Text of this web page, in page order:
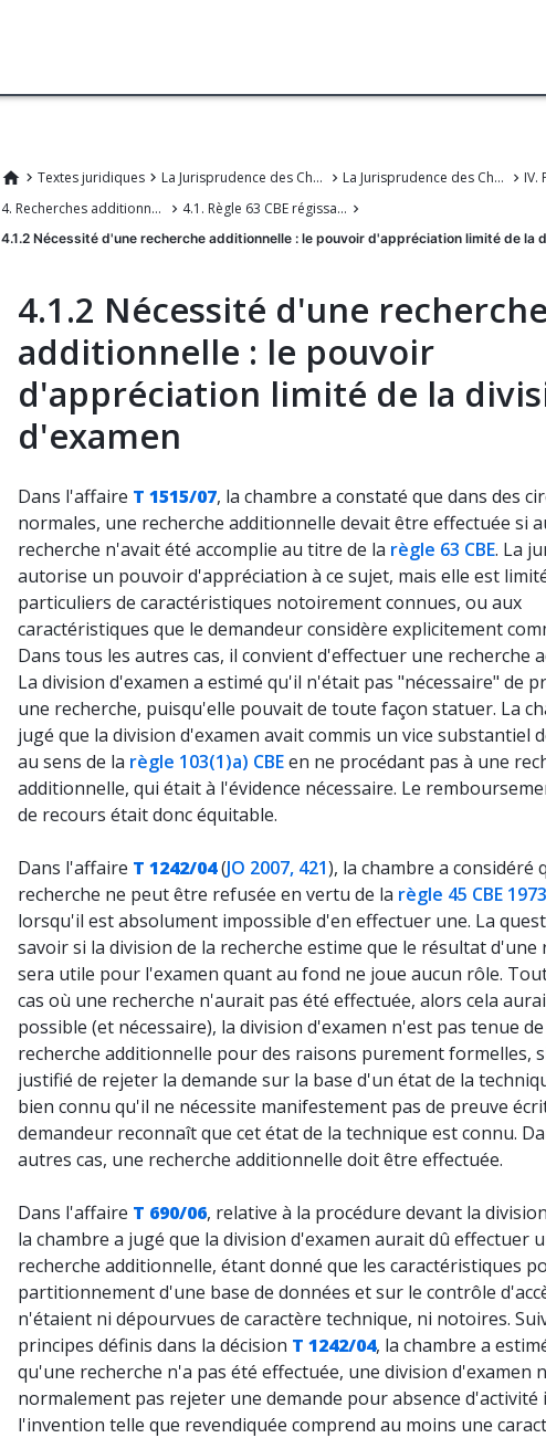
Textes juridiques La Jurisprudence des Chambers de recours de l'OEB La Jurisprudence des Chambres de recours de l'Office européen des brevets
4. Recherches additionnelles au cours de l'examen
4.1. Règle 63 CBE régissant la recherche incomplète
4.1.2 Nécessité d'une recherche additionnelle : le pouvoir d'appréciation limité de la
4.1.2 Nécessité d'une recherche
additionnelle : le pouvoir
d'appréciation limité de la
d'examen
Dans l'affaire T 1515/07, la chambre a constaté que dans des
normales, une recherche additionnelle devait être effectuée si
recherche n'avait été accomplie au titre de la règle 63 CBE. La
autorise un pouvoir d'appréciation à ce sujet, mais elle est
particuliers de caractéristiques notoirement connues, ou aux
caractéristiques que le demandeur considère explicitement
Dans tous les autres cas, il convient d'effectuer une recherche
La division d'examen a estimé qu'il n'était pas "nécessaire" de
une recherche, puisqu'elle pouvait de toute façon statuer. La
jugé que la division d'examen avait commis un vice substantiel
au sens de la règle 103(1)a) CBEen ne procédant pas à une
additionnelle, qui était à l'évidence nécessaire. Le
de recours était donc équitable.
Dans l'affaire T 1242/04(JO 2007, 421), la chambre a considéré
recherche ne peut être refusée en vertu de la règle 45 CBE 1973
lorsqu'il est absolument impossible d'en effectuer une. La
savoir si la division de la recherche estime que le résultat d'une
sera utile pour l'examen quant au fond ne joue aucun rôle.
cas où une recherche n'aurait pas été effectuée, alors cela
possible (et nécessaire), la division d'examen n'est pas tenue
recherche additionnelle pour des raisons purement formelles,
justifié de rejeter la demande sur la base d'un état de la
bien connu qu'il ne nécessite manifestement pas de preuve
demandeur reconnaît que cet état de la technique est connu.
autres cas, une recherche additionnelle doit être effectuée.
Dans l'affaire T 690/06, relative à la procédure devant la
la chambre a jugé que la division d'examen aurait dû effectuer
recherche additionnelle, étant donné que les caractéristiques
partitionnement d'une base de données et sur le contrôle
n'étaient ni dépourvues de caractère technique, ni notoires.
principes définis dans la décision T 1242/04, la chambre a
qu'une recherche n'a pas été effectuée, une division d'examen
normalement pas rejeter une demande pour absence d'activité
l'invention telle que revendiquée comprend au moins une